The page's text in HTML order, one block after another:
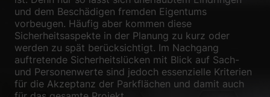
und dem Beschädigen fremden Eigentums
vorbeugen. Häufig aber kommen diese
Sicherheitsaspekte in der Planung zu kurz oder
werden zu spät berücksichtigt. Im Nachgang
auftretende Sicherheitslücken mit Blick auf Sach-
und Personenwerte sind jedoch essenzielle Kriterien
für die Akzeptanz der Parkflächen und damit auch
Datenschutzerklärung